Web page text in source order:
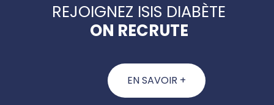
REJOIGNEZ ISIS DIABÈTE
ON RECRUTE
EN SAVOIR +